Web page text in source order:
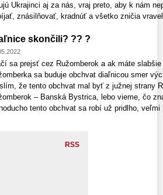
Ukrajinci aj za nás, vraj preto, aby k nám
znásilňovať, kradnúť a všetko zničia
skončili? ?? ?
sa prejsť cez Ružomberok a ak máte
sa buduje obchvat diaľnicou smer
že tento obchvat mal byť z južnej strany
– Banská Bystrica, lebo vieme, čo
tento obchvat sa robí už pridlho, veľmi
RSS